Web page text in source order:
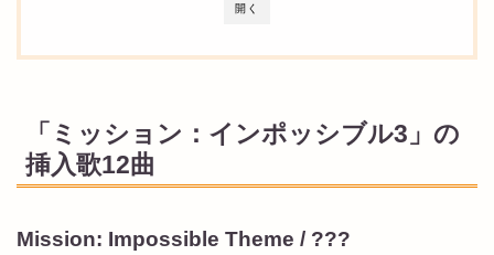
開く
「ミッション：インポッシブル3」の
挿入歌12曲
Mission: Impossible Theme / ???